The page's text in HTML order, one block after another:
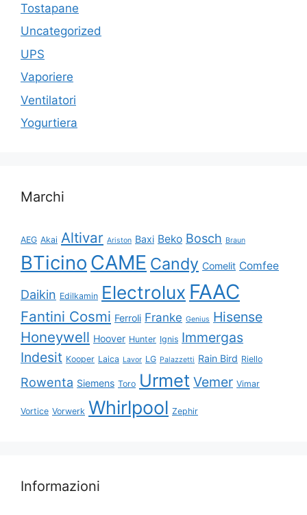
Tostapane
Uncategorized
UPS
Vaporiere
Ventilatori
Yogurtiera
Marchi
AEG Akai Altivar Ariston Baxi Beko Bosch Braun
BTicino CAME Candy Comelit Comfee
Daikin Edilkamin Electrolux FAAC
Fantini Cosmi Ferroli Franke Genius Hisense
Honeywell Hoover Hunter Ignis Immergas
Indesit Kooper Laica Lavor LG Palazzetti Rain Bird Riello
Rowenta Siemens Toro Urmet Vemer Vimar
Vortice Vorwerk Whirlpool Zephir
Informazioni